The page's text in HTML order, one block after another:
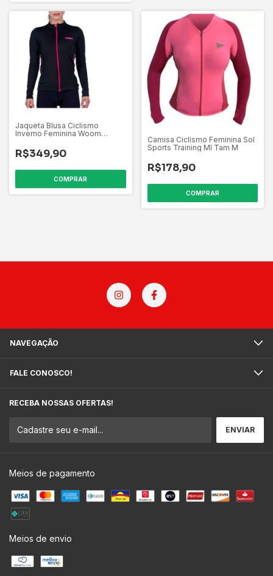
Jaqueta Blusa Ciclismo
Inverno Feminina Woom
R$349,90
COMPRAR
Camisa Ciclismo Feminina Sol
Sports Training Ml Tam M
R$178,90
COMPRAR
NAVEGAÇÃO
FALE CONOSCO!
RECEBA NOSSAS OFERTAS!
Meios de pagamento
Meios de envio